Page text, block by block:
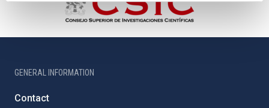
GENERAL INFORMATION
Contact